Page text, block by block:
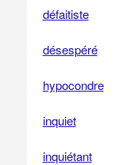
défaitiste
désespéré
hypocondre
inquiet
inquiétant